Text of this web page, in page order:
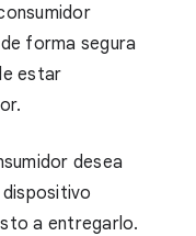
forma segura
estar
desea
a entregarlo.